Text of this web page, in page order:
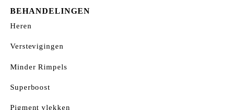
BEHANDELINGEN
Heren
Verstevigingen
Minder Rimpels
Superboost
Pigment vlekken